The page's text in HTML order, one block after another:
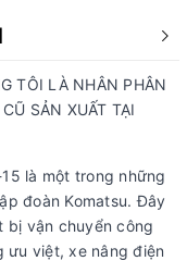
TÔI LÀ NHÂN PHÂN
SẢN XUẤT TẠI
là một trong những
đoàn Komatsu. Đây
bị vận chuyển công
ưu việt, xe nâng điện